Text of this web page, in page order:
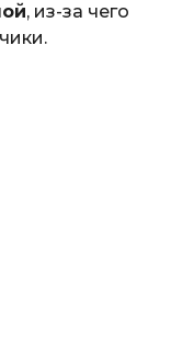
, из-за чего